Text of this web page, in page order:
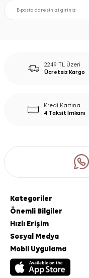
2249 TL Üzeri
Ücretsiz Kargo
Kredi Kartına
4 Taksit İmkanı
Kategoriler
Önemli Bilgiler
Hızlı Erişim
Sosyal Medya
Mobil Uygulama